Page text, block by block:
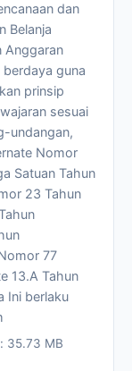
Belanja
Anggaran
guna
prinsip
sesuai
undangan,
Nomor
Satuan Tahun
23 Tahun
77
13.A Tahun
35.73 MB